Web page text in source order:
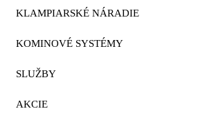
KLAMPIARSKÉ NÁRADIE
KOMINOVÉ SYSTÉMY
SLUŽBY
AKCIE